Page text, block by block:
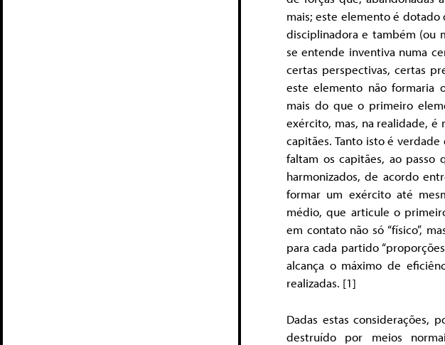
mais; este elemento é dotado
disciplinadora e também (ou
se entende inventiva numa
certas perspectivas, certas
este elemento não formaria
mais do que o primeiro
exército, mas, na realidade,
capitães. Tanto isto é
faltam os capitães, ao passo
harmonizados, de acordo
formar um exército até
médio, que articule o
em contato não só “físico”,
para cada partido
alcança o máximo de
realizadas. [1]
Dadas estas considerações,
destruído por meios